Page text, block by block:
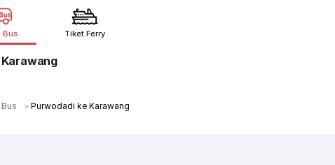
Bus Tiket Ferry
Karawang
＞Purwodadi ke Karawang